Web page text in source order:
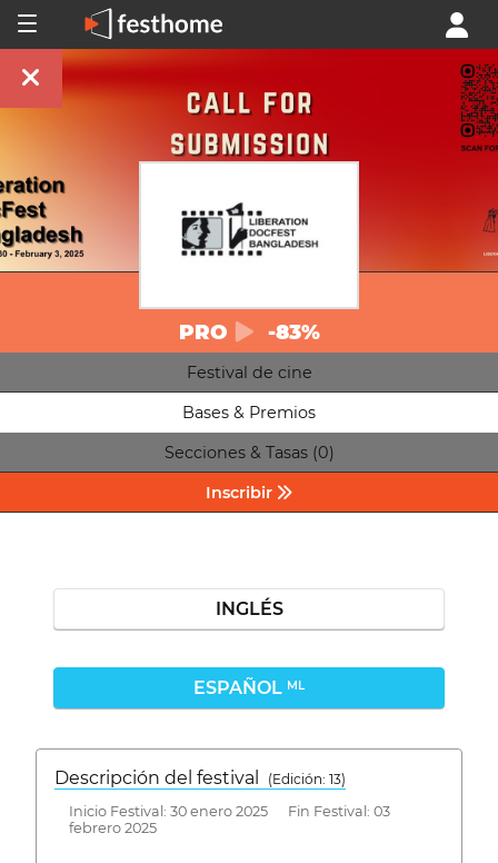
PRO -83%
Festival de cine
Bases & Premios
Secciones & Tasas (0)
Inscribir
INGLÉS
ESPAÑOL ML
Descripción del festival
( Edición: 13)
Inicio Festival: 30 enero 2025 Fin Festival: 03
febrero 2025